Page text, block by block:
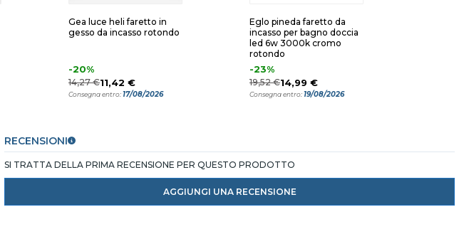
Gea luce heli faretto in
gesso da incasso rotondo
-20%
14,27 €11,42 €
Consegna entro:17/08/2026
Eglo pineda faretto da
incasso per bagno doccia
led 6w 3000k cromo
rotondo
-23%
19,52 €14,99 €
Consegna entro:19/08/2026
RECENSIONI
SI TRATTA DELLA PRIMA RECENSIONE PER QUESTO PRODOTTO
AGGIUNGI UNA RECENSIONE